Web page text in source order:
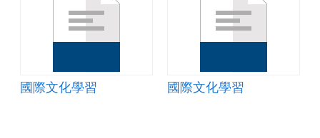
國際文化學習 國際文化學習